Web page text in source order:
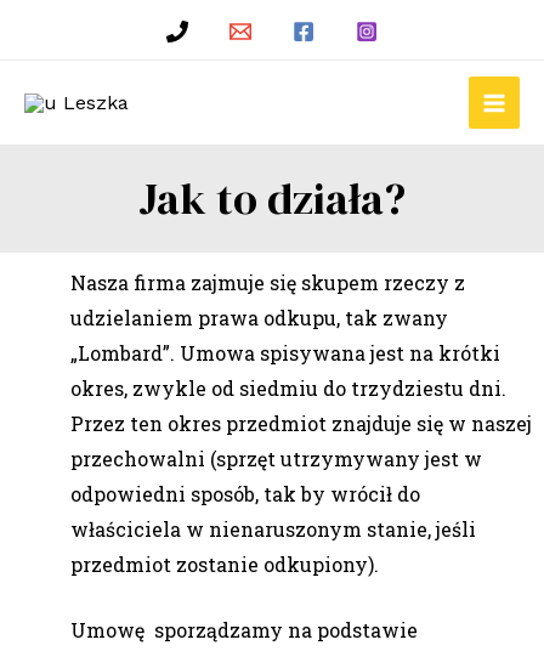
Jak to działa?
Nasza firma zajmuje się skupem rzeczy z
udzielaniem prawa odkupu, tak zwany
„Lombard”. Umowa spisywana jest na krótki
okres, zwykle od siedmiu do trzydziestu dni.
Przez ten okres przedmiot znajduje się w naszej
przechowalni (sprzęt utrzymywany jest w
odpowiedni sposób, tak by wrócił do
właściciela w nienaruszonym stanie, jeśli
przedmiot zostanie odkupiony).
Umowę sporządzamy na podstawie